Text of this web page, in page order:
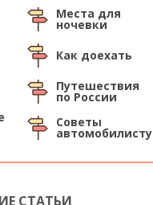
Места для
ночевки
Как доехать
Путешествия
по России
Советы
автомобилисту
СТАТЬИ